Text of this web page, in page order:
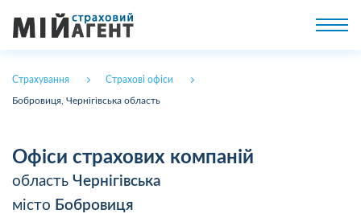
Страхування Страхові офіси
Бобровиця, Чернігівська область
Офіси страхових компаній
область Чернігівська
місто Бобровиця